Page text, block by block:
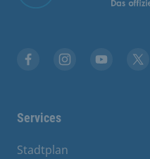
Services
Stadtplan